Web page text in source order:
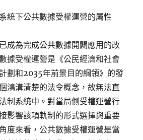
統下公共數據受權運營的屬性
成為完成公共數據開闢應用的改
據受權運營是《公民經濟和社會
劃和2035年前景目的綱領》的發
鴻溝清楚的法令概念，故無法直
制系統中。對當局側受權運營行
影響該項軌制的形式選擇與重要
度來看，公共數據受權運營是當